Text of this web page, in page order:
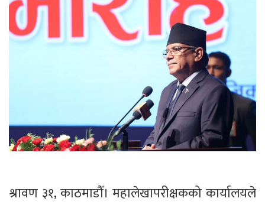
श्रावण ३१, काठमाडौँ। महालेखापरीक्षकको कार्यालयले